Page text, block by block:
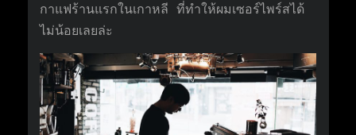
กาแฟร้านแรกในเกาหลี ที่ทำให้ผมเซอร์ไพร์สได้
ไม่น้อยเลยล่ะ